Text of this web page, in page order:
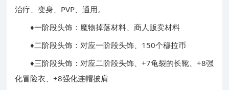
治疗、变身、PVP、通用。
♦一阶段头饰：魔物掉落材料、商人贩卖材料
♦二阶段头饰：对应一阶段头饰、150个穆拉币
♦三阶段头饰：对应二阶段头饰、+7龟裂的长靴、+8强
化冒险衣、+8强化连帽披肩